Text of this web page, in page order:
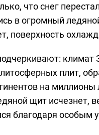
что снег
в огромный
поверхность
климат
плит,
на
щит исчезнет,
благодаря особым